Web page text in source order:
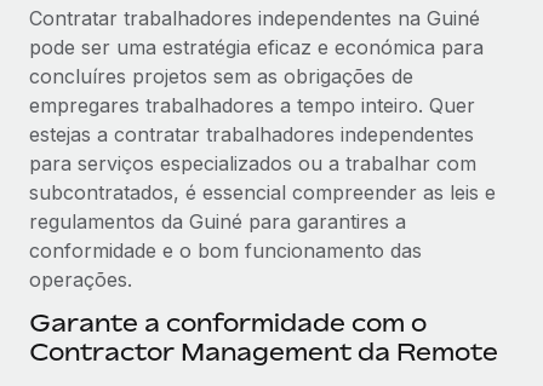
Contratar trabalhadores independentes na Guiné
pode ser uma estratégia eficaz e económica para
concluíres projetos sem as obrigações de
empregares trabalhadores a tempo inteiro. Quer
estejas a contratar trabalhadores independentes
para serviços especializados ou a trabalhar com
subcontratados, é essencial compreender as leis e
regulamentos da Guiné para garantires a
conformidade e o bom funcionamento das
operações.
Garante a conformidade com o
Contractor Management da Remote